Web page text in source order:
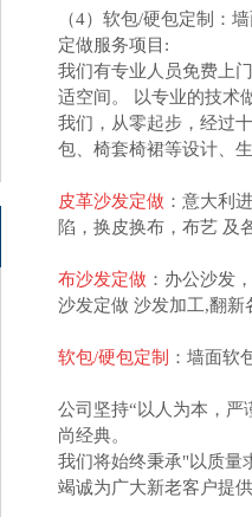
（4）软包/硬包定制：
定做服务项目:
我们有专业人员免费上
适空间。 以专业的技术
我们，从零起步，经过
包、椅套椅裙等设计、
皮革沙发定做 ：意大利
陷，换皮换布，布艺 及
布沙发定做 ：办公沙发
沙发定做 沙发加工,翻新
软包/硬包定制 ：墙面软
公司坚持“以人为本，
尚经典。
我们将始终秉承"以质量
竭诚为广大新老客户提